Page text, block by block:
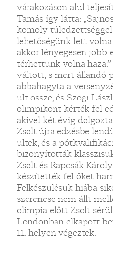
várakozáson alul
Tamás így látta:
komoly
lehetőségünk lett
akkor lényegesen jobb
térhettünk volna
váltott, s mert állandó
abbahagyta a
ült össze, és Szögi
olimpikont kérték fel
akivel két évig
Zsolt újra edzésbe
ültek, és a
bizonyították
Zsolt és Rapcsák
készítették fel őket
Felkészülésük hiába
szerencse nem állt
olimpia előtt Zsolt
Londonban elkapott
11. helyen végeztek.